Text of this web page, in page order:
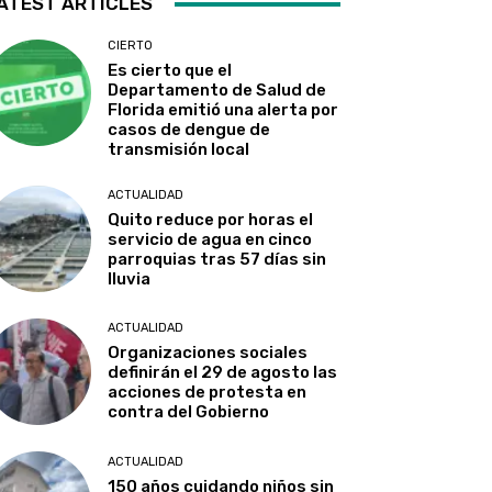
CIERTO
Es cierto que el
Departamento de Salud de
Florida emitió una alerta por
casos de dengue de
transmisión local
ACTUALIDAD
Quito reduce por horas el
servicio de agua en cinco
parroquias tras 57 días sin
lluvia
ACTUALIDAD
Organizaciones sociales
definirán el 29 de agosto las
acciones de protesta en
contra del Gobierno
ACTUALIDAD
150 años cuidando niños sin